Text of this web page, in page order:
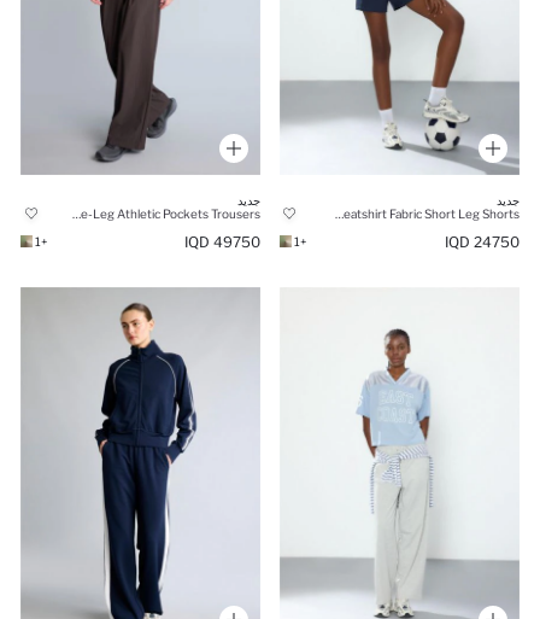
جديد
24750 IQD
+1
جديد
49750 IQD
+1